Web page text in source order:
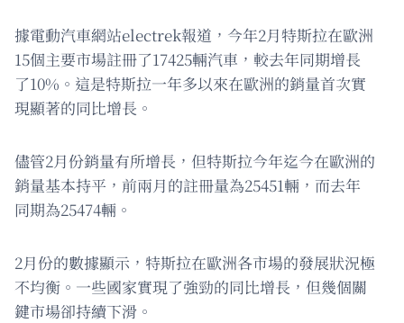
據電動汽車網站electrek報道，今年2月特斯拉在歐洲
15個主要市場註冊了17425輛汽車，較去年同期增長
了10%。這是特斯拉一年多以來在歐洲的銷量首次實
現顯著的同比增長。
儘管2月份銷量有所增長，但特斯拉今年迄今在歐洲的
銷量基本持平，前兩月的註冊量為25451輛，而去年
同期為25474輛。
2月份的數據顯示，特斯拉在歐洲各市場的發展狀況極
不均衡。一些國家實現了強勁的同比增長，但幾個關
鍵市場卻持續下滑。